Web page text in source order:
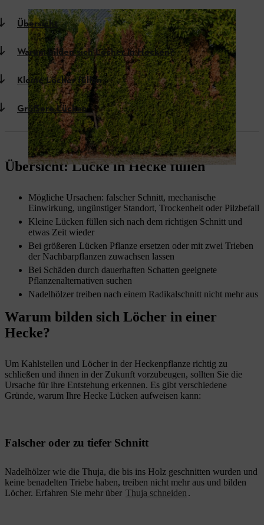
Übersicht
Warum bilden sich Löcher in Hecken?
Kleine Löcher füllen
Gröẞere Lücken
Übersicht: Lücke in Hecke füllen
Mögliche Ursachen: falscher Schnitt, mechanische
Einwirkung, ungünstiger Standort, Trockenheit oder Pilzbefall
Kleine Lücken füllen sich nach dem richtigen Schnitt und
etwas Zeit wieder
Bei größeren Lücken Pflanze ersetzen oder mit zwei Trieben
der Nachbarpflanzen zuwachsen lassen
Bei Schäden durch dauerhaften Schatten geeignete
Pflanzenalternativen suchen
Nadelhölzer treiben nach einem Radikalschnitt nicht mehr aus
Warum bilden sich Löcher in einer
Hecke?
Um Kahlstellen und Löcher in der Heckenpflanze richtig zu
schließen und ihnen in der Zukunft vorzubeugen, sollten Sie die
Ursache für ihre Entstehung erkennen. Es gibt verschiedene
Gründe, warum Ihre Hecke Lücken aufweisen kann:
Falscher oder zu tiefer Schnitt
Nadelhölzer wie die Thuja, die bis ins Holz geschnitten wurden und
keine benadelten Triebe haben, treiben nicht mehr aus und bilden
Löcher. Erfahren Sie mehr über Thuja schneiden .